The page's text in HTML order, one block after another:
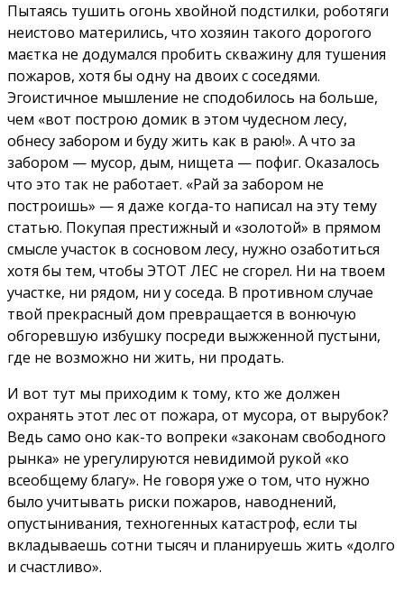
Пытаясь тушить огонь хвойной подстилки, роботяги
неистово матерились, что хозяин такого дорогого
маєтка не додумался пробить скважину для тушения
пожаров, хотя бы одну на двоих с соседями.
Эгоистичное мышление не сподобилось на больше,
чем «вот построю домик в этом чудесном лесу,
обнесу забором и буду жить как в раю!». А что за
забором — мусор, дым, нищета — пофиг. Оказалось
что это так не работает. «Рай за забором не
построишь» — я даже когда-то написал на эту тему
статью. Покупая престижный и «золотой» в прямом
смысле участок в сосновом лесу, нужно озаботиться
хотя бы тем, чтобы ЭТОТ ЛЕС не сгорел. Ни на твоем
участке, ни рядом, ни у соседа. В противном случае
твой прекрасный дом превращается в вонючую
обгоревшую избушку посреди выжженной пустыни,
где не возможно ни жить, ни продать.
И вот тут мы приходим к тому, кто же должен
охранять этот лес от пожара, от мусора, от вырубок?
Ведь само оно как-то вопреки «законам свободного
рынка» не урегулируются невидимой рукой «ко
всеобщему благу». Не говоря уже о том, что нужно
было учитывать риски пожаров, наводнений,
опустынивания, техногенных катастроф, если ты
вкладываешь сотни тысяч и планируешь жить «долго
и счастливо».